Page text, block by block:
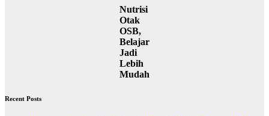
Nutrisi
Otak
OSB,
Belajar
Jadi
Lebih
Mudah
Recent Posts